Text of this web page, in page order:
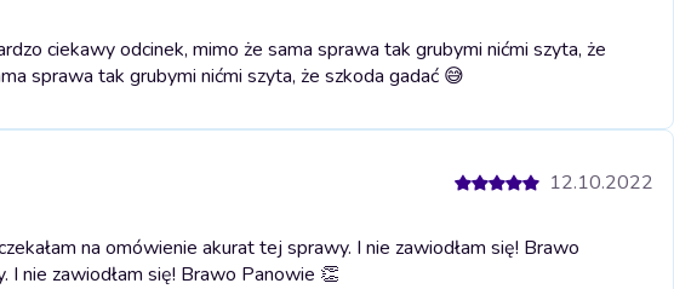
ciekawy odcinek, mimo że sama sprawa tak grubymi nićmi szyta, że
sprawa tak grubymi nićmi szyta, że szkoda gadać 😅
12.10.2022
na omówienie akurat tej sprawy. I nie zawiodłam się! Brawo
I nie zawiodłam się! Brawo Panowie 👏